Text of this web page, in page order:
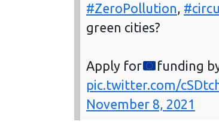
#ZeroPollution,
green cities?
Apply for funding
pic.twitter.com/
November 8, 2021